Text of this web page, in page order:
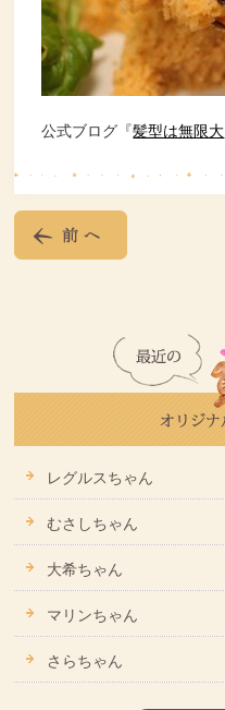
公式ブログ『髪型は無限大
レグルスちゃん
むさしちゃん
大希ちゃん
マリンちゃん
さらちゃん